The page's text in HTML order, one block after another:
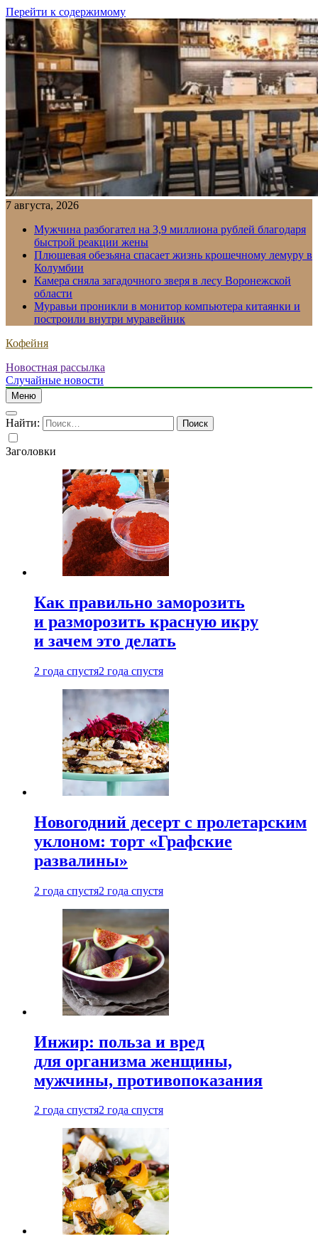
Перейти к содержимому
7 августа, 2026
Мужчина разбогател на 3,9 миллиона рублей благодаря
быстрой реакции жены
Плюшевая обезьяна спасает жизнь крошечному лемуру в
Колумбии
Камера сняла загадочного зверя в лесу Воронежской
области
Муравьи проникли в монитор компьютера китаянки и
построили внутри муравейник
Кофейня
Новостная рассылка
Случайные новости
Меню
Найти:
Заголовки
Как правильно заморозить
и разморозить красную икру
и зачем это делать
2 года спустя2 года спустя
Новогодний десерт с пролетарским
уклоном: торт «Графские
развалины»
2 года спустя2 года спустя
Инжир: польза и вред
для организма женщины,
мужчины, противопоказания
2 года спустя2 года спустя